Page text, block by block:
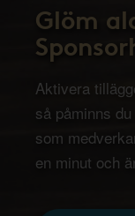
Glöm
Aktivera
så påminns
som
en minut och